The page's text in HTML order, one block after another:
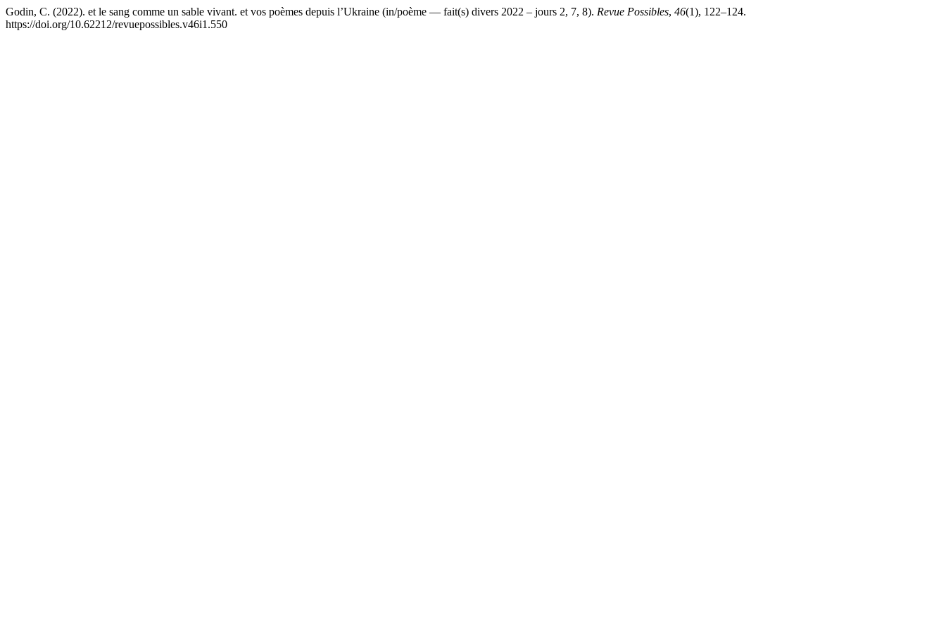
Godin, C. (2022). et le sang comme un sable vivant. et vos poèmes depuis l’Ukraine (in/poème — fait(s) divers 2022 – jours 2, 7, 8). Revue Possibles, 46(1), 122–124.
https://doi.org/10.62212/revuepossibles.v46i1.550